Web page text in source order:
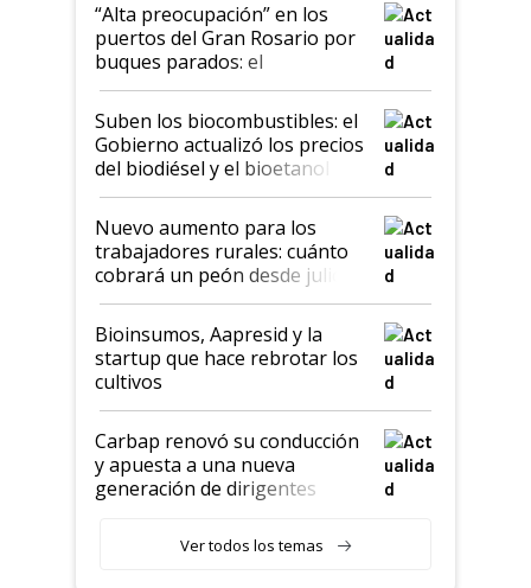
“Alta preocupación” en los
puertos del Gran Rosario por
buques parados: el
funcionamiento de las
exportadoras en tensión tras
la medida de fuerza de los
prácticos
Suben los biocombustibles: el
Gobierno actualizó los precios
del biodiésel y el bioetanol
Nuevo aumento para los
trabajadores rurales: cuánto
cobrará un peón desde julio
Bioinsumos, Aapresid y la
startup que hace rebrotar los
cultivos
Carbap renovó su conducción
y apuesta a una nueva
generación de dirigentes
Ver todos los temas